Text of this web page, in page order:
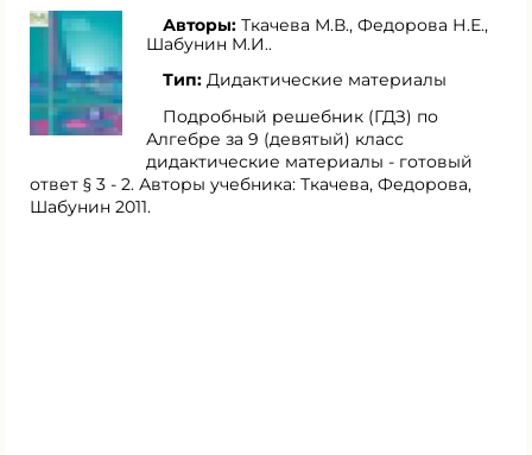
Авторы: Ткачева М.В., Федорова Н.Е.,
Шабунин М.И..
Тип: Дидактические материалы
Подробный решебник (ГДЗ) по
Алгебре за 9 (девятый) класс
дидактические материалы - готовый
ответ § 3 - 2. Авторы учебника: Ткачева, Федорова,
Шабунин 2011.